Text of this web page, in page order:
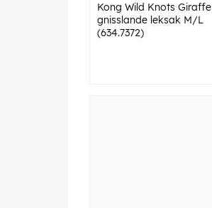
Kong Wild Knots Giraffe
gnisslande leksak M/L
(634.7372)